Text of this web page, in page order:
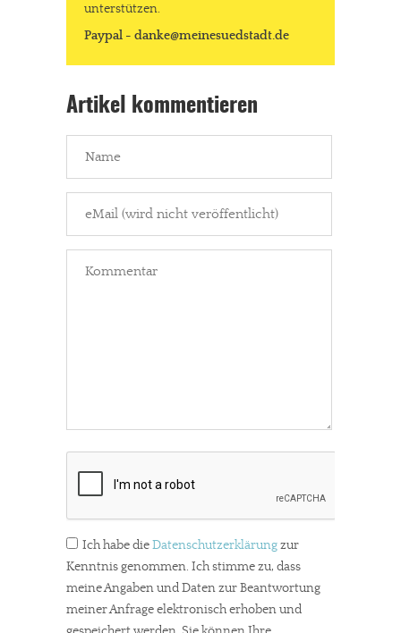
unterstützen.
Paypal - danke@meinesuedstadt.de
Artikel kommentieren
Ich habe dieDatenschutzerklärungzur
Kenntnis genommen. Ich stimme zu, dass
meine Angaben und Daten zur Beantwortung
meiner Anfrage elektronisch erhoben und